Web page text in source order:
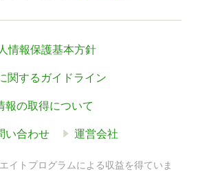
情報保護基本方針
関するガイドライン
報の取得について
い合わせ 運営会社
イトプログラムによる収益を得ていま